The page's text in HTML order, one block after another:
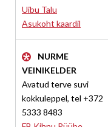
Uibu Talu
Asukoht kaardil
NURME
VEINIKELDER
Avatud terve suvi
kokkuleppel, tel +372
5333 8483